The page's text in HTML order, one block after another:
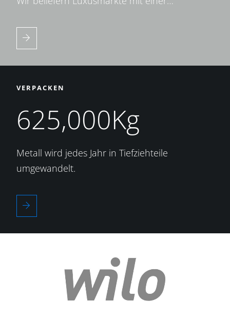
VERPACKEN
625,000Kg
Metall wird jedes Jahr in Tiefziehteile
umgewandelt.